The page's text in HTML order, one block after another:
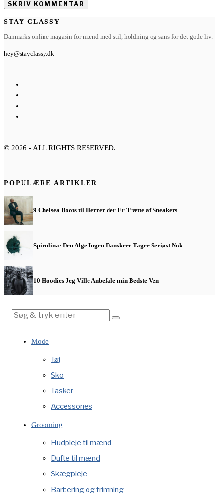
STAY CLASSY
Danmarks online magasin for mænd med stil, holdning og sans for det gode liv.
hey@stayclassy.dk
© 2026 - ALL RIGHTS RESERVED.
POPULÆRE ARTIKLER
9 Chelsea Boots til Herrer der Er Trætte af Sneakers
Spirulina: Den Alge Ingen Danskere Tager Seriøst Nok
10 Hoodies Jeg Ville Anbefale min Bedste Ven
Mode
Tøj
Sko
Tasker
Accessories
Grooming
Hudpleje til mænd
Dufte til mænd
Skægpleje
Barbering og trimning